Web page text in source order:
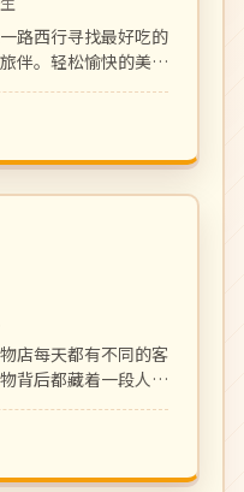
路西行寻找最好吃的
伴。轻松愉快的美食
全 12 集
店每天都有不同的客
背后都藏着一段人生
全 16 集